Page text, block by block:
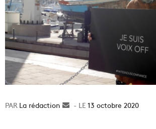
La rédaction
Envoyer13 octobre 2020